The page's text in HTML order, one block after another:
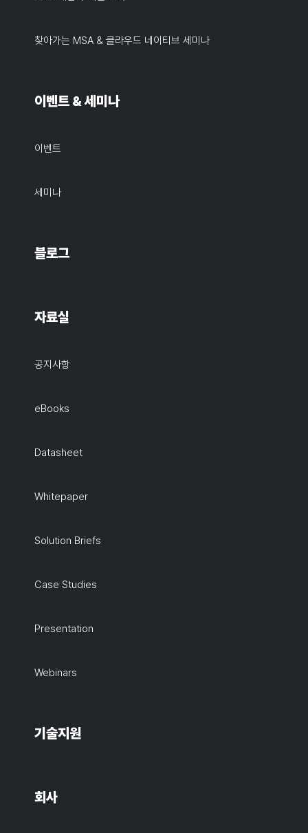
찾아가는 MSA & 클라우드 네이티브 세미나
이벤트 & 세미나
이벤트
세미나
블로그
자료실
공지사항
eBooks
Datasheet
Whitepaper
Solution Briefs
Case Studies
Presentation
Webinars
기술지원
회사